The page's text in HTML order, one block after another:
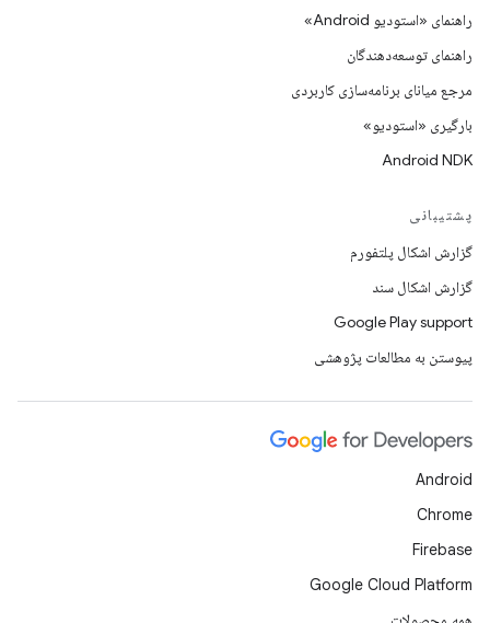
راهنمای «استودیو Android»
راهنمای توسعه‌دهندگان
مرجع میانای برنامه‌سازی کاربردی
بارگیری «استودیو»
Android NDK
پشتیبانی
گزارش اشکال پلتفورم
گزارش اشکال سند
Google Play support
پیوستن به مطالعات پژوهشی
Android
Chrome
Firebase
Google Cloud Platform